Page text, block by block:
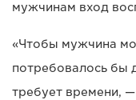
мужчинам вход
«Чтобы мужчина
потребовалось бы
требует времени,